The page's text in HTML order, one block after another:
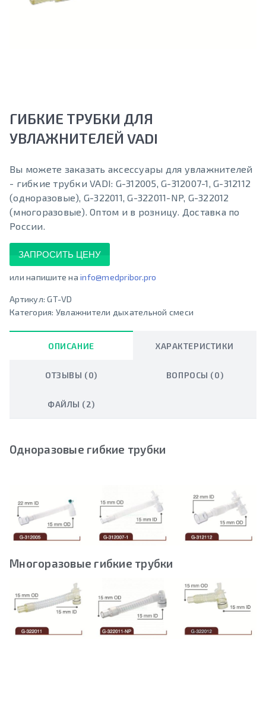
ГИБКИЕ ТРУБКИ ДЛЯ
УВЛАЖНИТЕЛЕЙ VADI
Вы можете заказать аксессуары для увлажнителей
- гибкие трубки VADI: G-312005, G-312007-1, G-312112
(одноразовые), G-322011, G-322011-NP, G-322012
(многоразовые). Оптом и в розницу. Доставка по
России.
ЗАПРОСИТЬ ЦЕНУ
или напишите на info@medpribor.pro
Артикул:GT-VD
Категория: Увлажнители дыхательной смеси
ОПИСАНИЕ ХАРАКТЕРИСТИКИ
ОТЗЫВЫ (0) ВОПРОСЫ (0)
ФАЙЛЫ (2)
Одноразовые гибкие трубки
Многоразовые гибкие трубки